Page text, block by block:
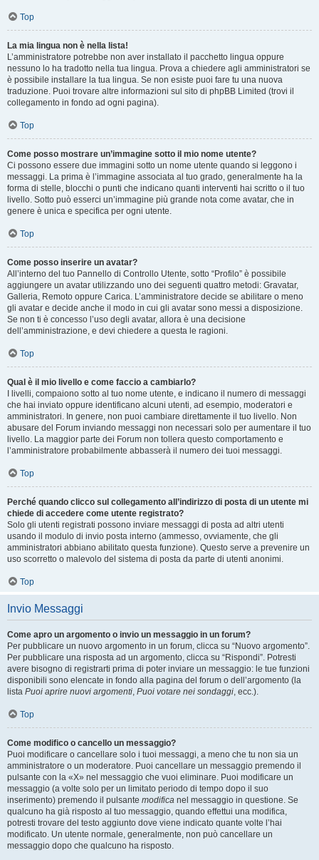
Top
La mia lingua non è nella lista!
L’amministratore potrebbe non aver installato il pacchetto lingua oppure
nessuno lo ha tradotto nella tua lingua. Prova a chiedere agli amministratori se
è possibile installare la tua lingua. Se non esiste puoi fare tu una nuova
traduzione. Puoi trovare altre informazioni sul sito di phpBB Limited (trovi il
collegamento in fondo ad ogni pagina).
Top
Come posso mostrare un’immagine sotto il mio nome utente?
Ci possono essere due immagini sotto un nome utente quando si leggono i
messaggi. La prima è l’immagine associata al tuo grado, generalmente ha la
forma di stelle, blocchi o punti che indicano quanti interventi hai scritto o il tuo
livello. Sotto può esserci un’immagine più grande nota come avatar, che in
genere è unica e specifica per ogni utente.
Top
Come posso inserire un avatar?
All’interno del tuo Pannello di Controllo Utente, sotto “Profilo” è possibile
aggiungere un avatar utilizzando uno dei seguenti quattro metodi: Gravatar,
Galleria, Remoto oppure Carica. L’amministratore decide se abilitare o meno
gli avatar e decide anche il modo in cui gli avatar sono messi a disposizione.
Se non ti è concesso l’uso degli avatar, allora è una decisione
dell’amministrazione, e devi chiedere a questa le ragioni.
Top
Qual è il mio livello e come faccio a cambiarlo?
I livelli, compaiono sotto al tuo nome utente, e indicano il numero di messaggi
che hai inviato oppure identificano alcuni utenti, ad esempio, moderatori e
amministratori. In genere, non puoi cambiare direttamente il tuo livello. Non
abusare del Forum inviando messaggi non necessari solo per aumentare il tuo
livello. La maggior parte dei Forum non tollera questo comportamento e
l’amministratore probabilmente abbasserà il numero dei tuoi messaggi.
Top
Perché quando clicco sul collegamento all’indirizzo di posta di un utente mi
chiede di accedere come utente registrato?
Solo gli utenti registrati possono inviare messaggi di posta ad altri utenti
usando il modulo di invio posta interno (ammesso, ovviamente, che gli
amministratori abbiano abilitato questa funzione). Questo serve a prevenire un
uso scorretto o malevolo del sistema di posta da parte di utenti anonimi.
Top
Invio Messaggi
Come apro un argomento o invio un messaggio in un forum?
Per pubblicare un nuovo argomento in un forum, clicca su “Nuovo argomento”.
Per pubblicare una risposta ad un argomento, clicca su “Rispondi”. Potresti
avere bisogno di registrarti prima di poter inviare un messaggio: le tue funzioni
disponibili sono elencate in fondo alla pagina del forum o dell’argomento (la
lista Puoi aprire nuovi argomenti, Puoi votare nei sondaggi, ecc.).
Top
Come modifico o cancello un messaggio?
Puoi modificare o cancellare solo i tuoi messaggi, a meno che tu non sia un
amministratore o un moderatore. Puoi cancellare un messaggio premendo il
pulsante con la «X» nel messaggio che vuoi eliminare. Puoi modificare un
messaggio (a volte solo per un limitato periodo di tempo dopo il suo
inserimento) premendo il pulsante modifica nel messaggio in questione. Se
qualcuno ha già risposto al tuo messaggio, quando effettui una modifica,
potresti trovare del testo aggiunto dove viene indicato quante volte l’hai
modificato. Un utente normale, generalmente, non può cancellare un
messaggio dopo che qualcuno ha risposto.